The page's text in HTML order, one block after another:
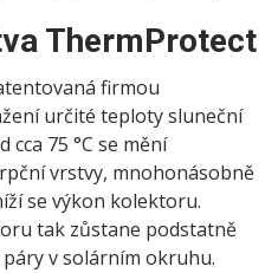
ThermProtect
firmou
určité teploty sluneční
75 °C se mění
vrstvy, mnohonásobně
se výkon kolektoru.
tak zůstane podstatně
v solárním okruhu.